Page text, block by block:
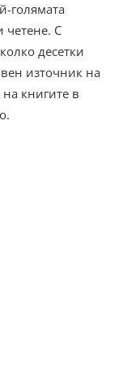
голямата
четене. С
десетки
източник на
книгите в